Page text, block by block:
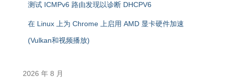
测试 ICMPv6 路由发现以诊断 DHCPV6
在 Linux 上为 Chrome 上启用 AMD 显卡硬件加速
(Vulkan和视频播放)
2026 年 8 月